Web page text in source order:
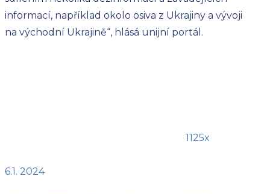
informací, například okolo osiva z Ukrajiny a vývoji
na východní Ukrajině“, hlásá unijní portál.
1125x
6.1. 2024